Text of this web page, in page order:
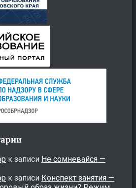
к записи Не сомневайся —
к записи Конспект занятия —